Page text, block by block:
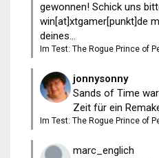
gewonnen! Schick uns
win[at]xtgamer[punkt]de
deines...
Im Test: The Rogue Prince of
jonnysonny
Sands of Time
Zeit für ein
Im Test: The Rogue Prince of
marc_englich